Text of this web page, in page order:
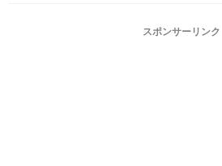
スポンサーリンク